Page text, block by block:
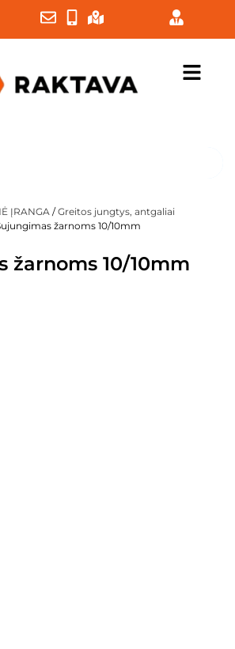
ĮRANGA /Greitos jungtys, antgaliai
žarnoms 10/10mm
žarnoms 10/10mm